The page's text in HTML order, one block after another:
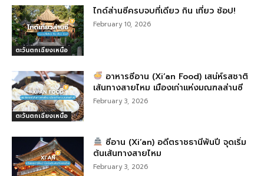
ตะวันตกเฉียงเหนือ
ไกด์ส่านซีครบจบที่เดียว กิน เที่ยว ช้อป!
February 10, 2026
ตะวันตกเฉียงเหนือ
อาหารซีอาน (Xi’an Food) เสน่ห์รสชาติ
เส้นทางสายไหม เมืองเก่าแห่งมณฑลส่านซี
February 3, 2026
ซีอาน (Xi’an) อดีตราชธานีพันปี จุดเริ่ม
ต้นเส้นทางสายไหม
February 3, 2026